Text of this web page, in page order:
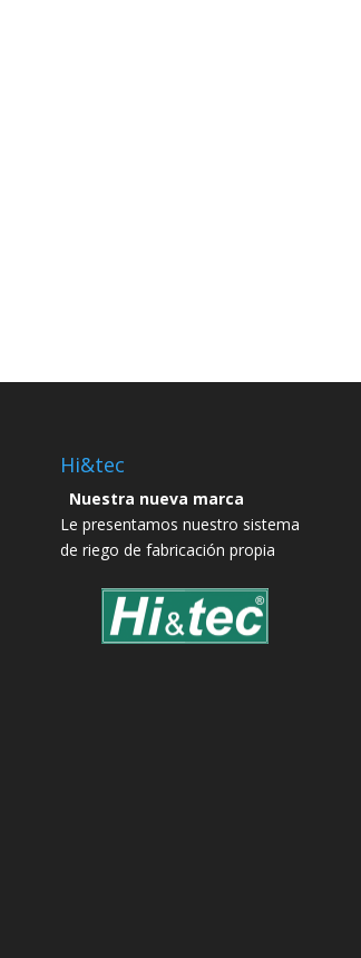
Hi&tec
Nuestra nueva marca
Le presentamos nuestro sistema
de riego de fabricación propia